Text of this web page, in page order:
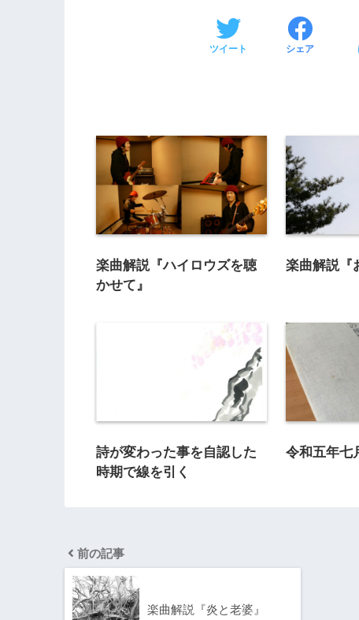
ツイート シェア
楽曲解説『ハイロウズを聴
かせて』
楽曲解説『
詩が変わった事を自認した
時期で線を引く
令和五年七
前の記事
楽曲解説『炎と老婆』